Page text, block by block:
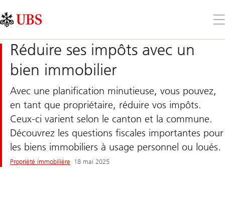
Links
Area
le
Réduire ses impôts avec un
bien immobilier
Avec une planification minutieuse, vous pouvez,
en tant que propriétaire, réduire vos impôts.
Ceux-ci varient selon le canton et la commune.
Découvrez les questions fiscales importantes pour
les biens immobiliers à usage personnel ou loués.
Propriété immobilière 18 mai 2025